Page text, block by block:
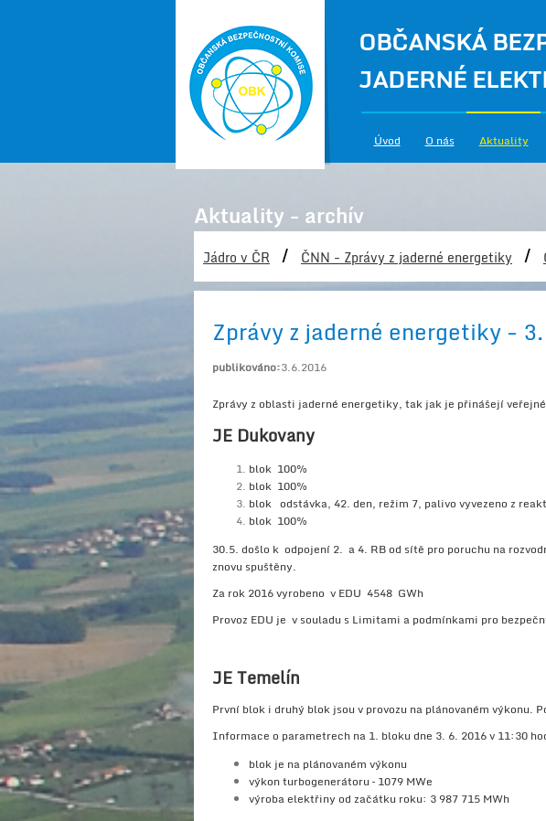
OBČANSKÁ
JADERNÉ
Úvod O nás Aktuality
Aktuality - archív
Jádro v ČR / ČNN - Zprávy z jaderné energetiky /
Zprávy z jaderné energetiky -
publikováno:3.6.2016
Zprávy z oblasti jaderné energetiky, tak jak je přinášejí
JE Dukovany
blok 100%
blok 100%
blok odstávka, 42. den, režim 7, palivo vyvezeno z
blok 100%
30.5. došlo k odpojení 2. a 4. RB od sítě pro poruchu na
znovu spuštěny.
Za rok 2016 vyrobeno v EDU 4548 GWh
Provoz EDU je v souladu s Limitami a podmínkami pro
JE Temelín
První blok i druhý blok jsou v provozu na plánovaném
Informace o parametrech na 1. bloku dne 3. 6. 2016 v 11:30
blok je na plánovaném výkonu
výkon turbogenerátoru – 1079 MWe
výroba elektřiny od začátku roku: 3 987 715 MWh